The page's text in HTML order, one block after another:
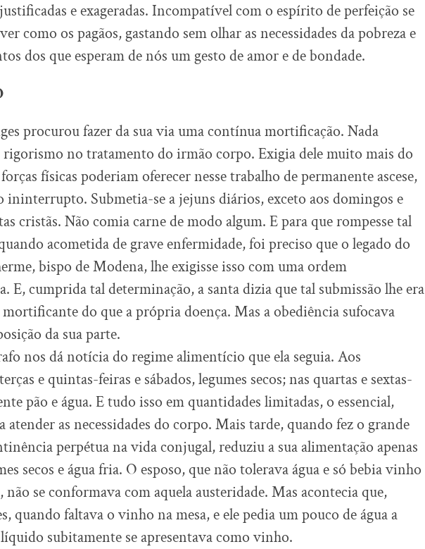
e exageradas. Incompatível com o espírito de perfeição se
como os pagãos, gastando sem olhar as necessidades da pobreza e
dos que esperam de nós um gesto de amor e de bondade.
procurou fazer da sua via uma contínua mortificação. Nada
no tratamento do irmão corpo. Exigia dele muito mais do
forças físicas poderiam oferecer nesse trabalho de permanente ascese,
ininterrupto. Submetia-se a jejuns diários, exceto aos domingos e
cristãs. Não comia carne de modo algum. E para que rompesse tal
acometida de grave enfermidade, foi preciso que o legado do
bispo de Modena, lhe exigisse isso com uma ordem
E, cumprida tal determinação, a santa dizia que tal submissão lhe era
do que a própria doença. Mas a obediência sufocava
da sua parte.
nos dá notícia do regime alimentício que ela seguia. Aos
e quintas-feiras e sábados, legumes secos; nas quartas e sextas-
pão e água. E tudo isso em quantidades limitadas, o essencial,
atender as necessidades do corpo. Mais tarde, quando fez o grande
perpétua na vida conjugal, reduziu a sua alimentação apenas
secos e água fria. O esposo, que não tolerava água e só bebia vinho
não se conformava com aquela austeridade. Mas acontecia que,
quando faltava o vinho na mesa, e ele pedia um pouco de água a
subitamente se apresentava como vinho.